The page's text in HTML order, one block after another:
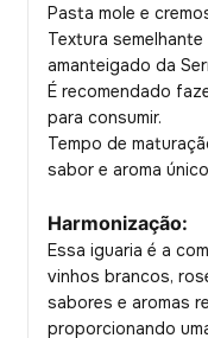
Pasta mole e
Textura
amanteigado da
É recomendado
para consumir.
Tempo de
sabor e aroma
Harmonização:
Essa iguaria é a
vinhos brancos,
sabores e aromas
proporcionando